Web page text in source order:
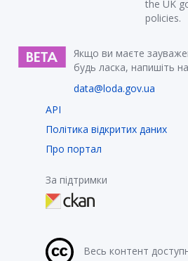
the UK
policies.
Якщо ви маєте
будь ласка, напишіть
data@loda.gov.ua
API
Політика відкритих даних
Про портал
За підтримки
Весь контент